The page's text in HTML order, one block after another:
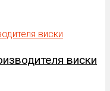
виски